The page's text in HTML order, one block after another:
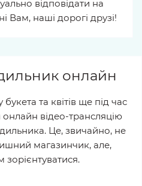
відповідати на
Вам, наші дорогі друзі!
онлайн
та квітів ще під час
відео-трансляцію
Це, звичайно, не
магазинчик, але,